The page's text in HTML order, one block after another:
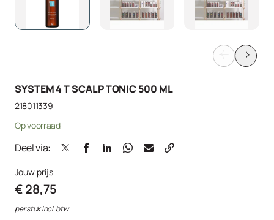
SYSTEM 4 T SCALP TONIC 500 ML
218011339
Op voorraad
Deel via:
Jouw prijs
€ 28,75
per stuk incl. btw